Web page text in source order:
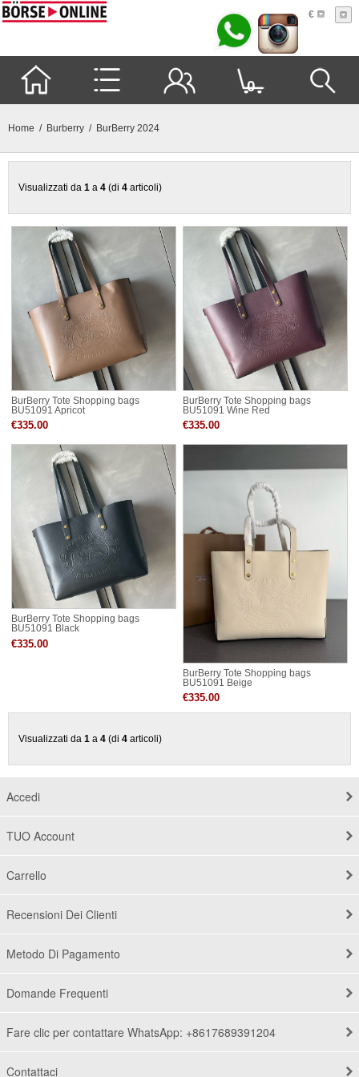
€
0
Home / Burberry / BurBerry 2024
Visualizzati da 1 a 4 (di 4 articoli)
BurBerry Tote Shopping bags
BU51091 Apricot
€335.00
BurBerry Tote Shopping bags
BU51091 Wine Red
€335.00
BurBerry Tote Shopping bags
BU51091 Black
€335.00
BurBerry Tote Shopping bags
BU51091 Beige
€335.00
Visualizzati da 1 a 4 (di 4 articoli)
Accedi
TUO Account
Carrello
Recensioni Dei Clienti
Metodo Di Pagamento
Domande Frequenti
Fare clic per contattare WhatsApp: +8617689391204
Contattaci